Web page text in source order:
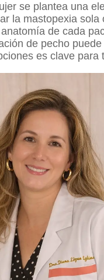
se plantea una
la mastopexia
de cada
de pecho
es clave para